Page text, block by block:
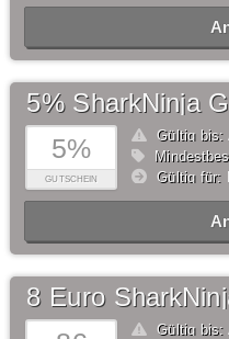
5%
GUTSCHEIN
5% SharkNinja
Gültig bis:
Gültig für:
8 Euro
Gültig bis: